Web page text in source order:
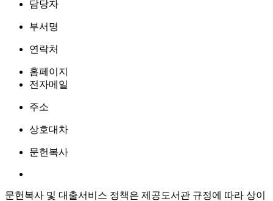
담당자
부서명
연락처
홈페이지
전자메일
주소
상호대차
문헌복사
문헌복사 및 대출서비스 정책은 제공도서관 규정에 따라 상이